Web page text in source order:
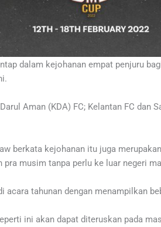
dalam kejohanan empat penjuru
Aman (KDA) FC; Kelantan FC dan
berkata kejohanan itu juga
musim tanpa perlu ke luar negeri
acara tahunan dengan menampilkan
ini akan dapat diteruskan pada